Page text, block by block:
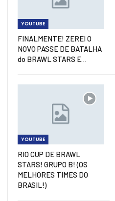
YOUTUBE
FINALMENTE! ZEREI O
NOVO PASSE DE BATALHA
do BRAWL STARS E…
YOUTUBE
RIO CUP DE BRAWL
STARS! GRUPO B! (OS
MELHORES TIMES DO
BRASIL!)